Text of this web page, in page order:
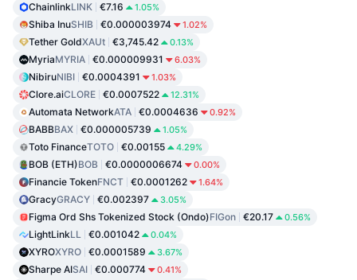
ChainlinkLINK €7.16 1.05%
Shiba InuSHIB €0.000003974 1.02%
Tether GoldXAUt €3,745.42 0.13%
MyriaMYRIA €0.000009931 6.03%
NibiruNIBI €0.0004391 1.03%
Clore.aiCLORE €0.0007522 12.31%
Automata NetworkATA €0.0004636 0.92%
BABBBAX €0.000005739 1.05%
Toto FinanceTOTO €0.00155 4.29%
BOB (ETH)BOB €0.0000006674 0.00%
Financie TokenFNCT €0.0001262 1.64%
GracyGRACY €0.002397 3.05%
Figma Ord Shs Tokenized Stock (Ondo)FIGon €20.17 0.56%
LightLinkLL €0.001042 0.04%
XYROXYRO €0.0001589 3.67%
Sharpe AISAI €0.000774 0.41%